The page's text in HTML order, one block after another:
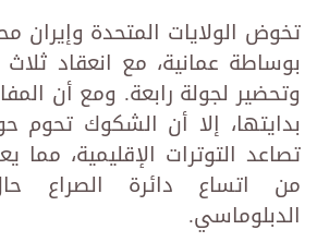
تخوض الولايات المتحدة وإيران
بوساطة عمانية، مع انعقاد
وتحضير لجولة رابعة. ومع أن
بدايتها، إلا أن الشكوك
تصاعد التوترات الإقليمية، مما
من اتساع دائرة الصراع
الدبلوماسي.